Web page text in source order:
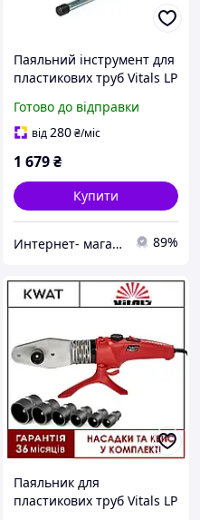
Паяльний інструмент для
пластикових труб Vitals LP
пристрій для зварювання
(артикул 15-184220)
Готово до відправки
від280₴/міс
1 679₴
Купити
Интернет- магазин "AKB-OK" 89%
Паяльник для
пластикових труб Vitals LP